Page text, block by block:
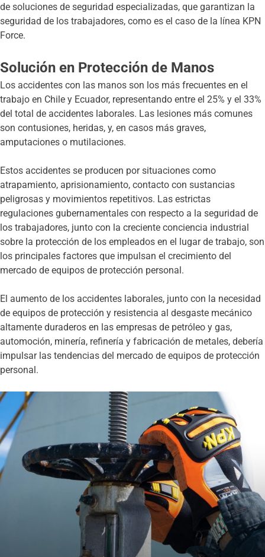
de soluciones de seguridad especializadas, que garantizan la
seguridad de los trabajadores, como es el caso de la línea KPN
Force.
Solución en Protección de Manos
Los accidentes con las manos son los más frecuentes en el
trabajo en Chile y Ecuador, representando entre el 25% y el 33%
del total de accidentes laborales. Las lesiones más comunes
son contusiones, heridas, y, en casos más graves,
amputaciones o mutilaciones.
Estos accidentes se producen por situaciones como
atrapamiento, aprisionamiento, contacto con sustancias
peligrosas y movimientos repetitivos. Las estrictas
regulaciones gubernamentales con respecto a la seguridad de
los trabajadores, junto con la creciente conciencia industrial
sobre la protección de los empleados en el lugar de trabajo, son
los principales factores que impulsan el crecimiento del
mercado de equipos de protección personal.
El aumento de los accidentes laborales, junto con la necesidad
de equipos de protección y resistencia al desgaste mecánico
altamente duraderos en las empresas de petróleo y gas,
automoción, minería, refinería y fabricación de metales, debería
impulsar las tendencias del mercado de equipos de protección
personal.